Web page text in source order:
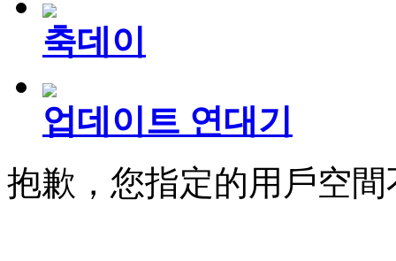
축데이
업데이트 연대기
抱歉，您指定的用戶空間